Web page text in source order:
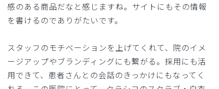
感のある商品だなと感じますね。サイトにもその情報
を書けるのでありがたいです。
スタッフのモチベーションを上げてくれて、院のイメ
ージアップやブランディングにも繋がる。採用にも活
用できて、患者さんとの会話のきっかけにもなってく